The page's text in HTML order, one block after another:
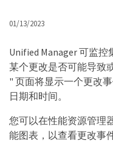
01/13/2023
Unified Manager 可监
某个更改是否可能导致
" 页面将显示一个更改
日期和时间。
您可以在性能资源管理
能图表，以查看更改事